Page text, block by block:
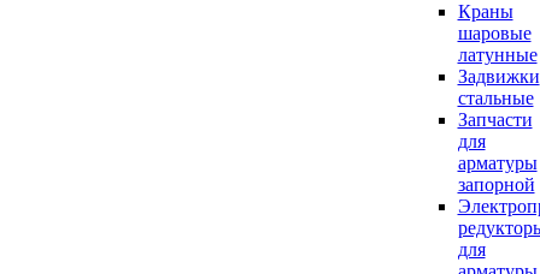
Краны
шаровые
латунные
Задвижки
стальные
Запчасти
для
арматуры
запорной
для